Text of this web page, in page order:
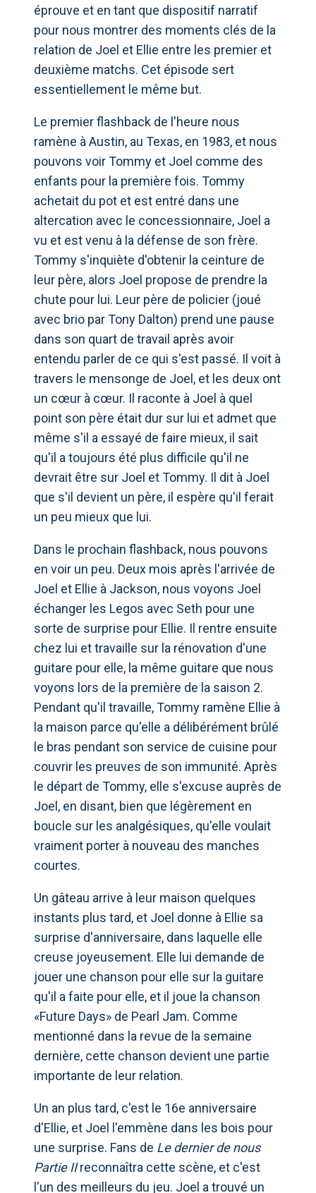
éprouve et en tant que dispositif narratif
pour nous montrer des moments clés de la
relation de Joel et Ellie entre les premier et
deuxième matchs. Cet épisode sert
essentiellement le même but.
Le premier flashback de l'heure nous
ramène à Austin, au Texas, en 1983, et nous
pouvons voir Tommy et Joel comme des
enfants pour la première fois. Tommy
achetait du pot et est entré dans une
altercation avec le concessionnaire, Joel a
vu et est venu à la défense de son frère.
Tommy s'inquiète d'obtenir la ceinture de
leur père, alors Joel propose de prendre la
chute pour lui. Leur père de policier (joué
avec brio par Tony Dalton) prend une pause
dans son quart de travail après avoir
entendu parler de ce qui s'est passé. Il voit à
travers le mensonge de Joel, et les deux ont
un cœur à cœur. Il raconte à Joel à quel
point son père était dur sur lui et admet que
même s'il a essayé de faire mieux, il sait
qu'il a toujours été plus difficile qu'il ne
devrait être sur Joel et Tommy. Il dit à Joel
que s'il devient un père, il espère qu'il ferait
un peu mieux que lui.
Dans le prochain flashback, nous pouvons
en voir un peu. Deux mois après l'arrivée de
Joel et Ellie à Jackson, nous voyons Joel
échanger les Legos avec Seth pour une
sorte de surprise pour Ellie. Il rentre ensuite
chez lui et travaille sur la rénovation d'une
guitare pour elle, la même guitare que nous
voyons lors de la première de la saison 2.
Pendant qu'il travaille, Tommy ramène Ellie à
la maison parce qu'elle a délibérément brûlé
le bras pendant son service de cuisine pour
couvrir les preuves de son immunité. Après
le départ de Tommy, elle s'excuse auprès de
Joel, en disant, bien que légèrement en
boucle sur les analgésiques, qu'elle voulait
vraiment porter à nouveau des manches
courtes.
Un gâteau arrive à leur maison quelques
instants plus tard, et Joel donne à Ellie sa
surprise d'anniversaire, dans laquelle elle
creuse joyeusement. Elle lui demande de
jouer une chanson pour elle sur la guitare
qu'il a faite pour elle, et il joue la chanson
«Future Days» de Pearl Jam. Comme
mentionné dans la revue de la semaine
dernière, cette chanson devient une partie
importante de leur relation.
Un an plus tard, c'est le 16e anniversaire
d'Ellie, et Joel l'emmène dans les bois pour
une surprise. Fans de Le dernier de nous
Partie IIreconnaîtra cette scène, et c'est
l'un des meilleurs du jeu. Joel a trouvé un